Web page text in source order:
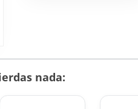
nada: